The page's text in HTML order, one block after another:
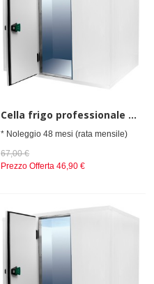
Cella frigo professionale da spessore 80 mm,senza gruppo refrigerante h=2010 mm, 1200x2100 mm
* Noleggio 48 mesi (rata mensile)
67,00 €
Prezzo Offerta 46,90 €